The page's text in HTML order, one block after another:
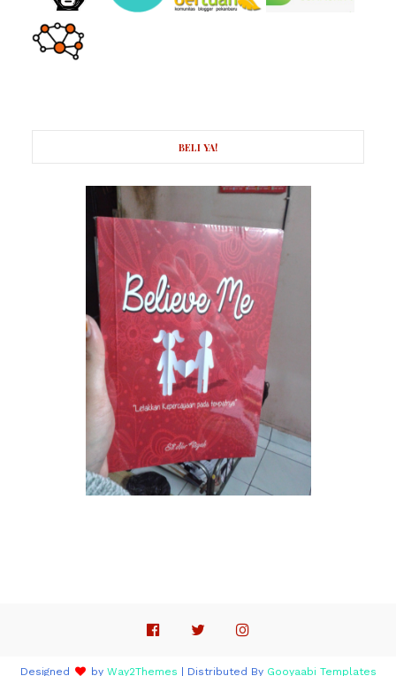
BELI YA!
Designed by Way2Themes | Distributed By Gooyaabi Templates